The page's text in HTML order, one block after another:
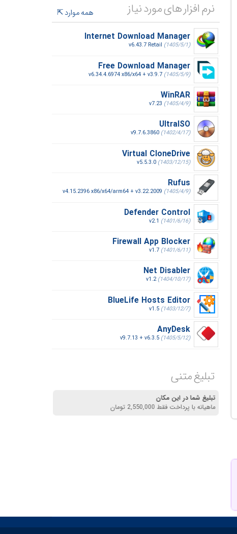
نرم افزار های مورد نیاز
همه موارد
Internet Download Manager
v6.43.7 Retail (1405/5/1)
Free Download Manager
v6.34.4.6974 x86/x64 + v3.9.7 (1405/5/9)
WinRAR
v7.23 (1405/4/9)
UltraISO
v9.7.6.3860 (1402/4/17)
Virtual CloneDrive
v5.5.3.0 (1403/12/15)
Rufus
v4.15.2396 x86/x64/arm64 + v3.22.2009 (1405/4/9)
Defender Control
v2.1 (1401/6/16)
Firewall App Blocker
v1.7 (1401/6/11)
Net Disabler
v1.2(1404/10/17)
BlueLife Hosts Editor
v1.5 (1403/12/7)
AnyDesk
v9.7.13 + v6.3.5 (1405/5/12)
تبلیغ متنی
تبلیغ شما در این مکان
ماهیانه با پرداخت فقط 2,550,000 تومان